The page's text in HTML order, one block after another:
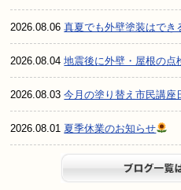
2026.08.06真夏でも外壁塗装はで
2026.08.04地震後に外壁・屋根の点
2026.08.03今月の塗り替え市民講座
2026.08.01 夏季休業のお知らせ